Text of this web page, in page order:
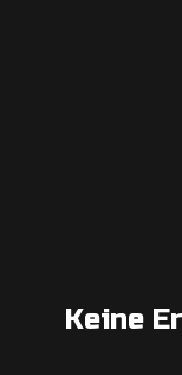
Keine